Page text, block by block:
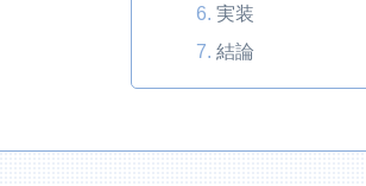
実装
結論